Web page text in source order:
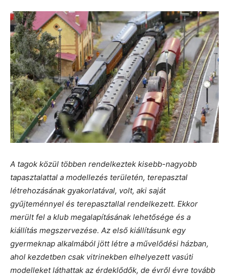
A tagok közül többen rendelkeztek kisebb-nagyobb
tapasztalattal a modellezés területén, terepasztal
létrehozásának gyakorlatával, volt, aki saját
gyűjteménnyel és terepasztallal rendelkezett. Ekkor
merült fel a klub megalapításának lehetősége és a
kiállítás megszervezése. Az első kiállításunk egy
gyermeknap alkalmából jött létre a művelődési házban,
ahol kezdetben csak vitrinekben elhelyezett vasúti
modelleket láthattak az érdeklődők, de évről évre tovább